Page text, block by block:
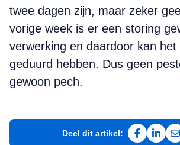
twee dagen zijn, maar zeker
vorige week is er een storing
verwerking en daardoor kan het
geduurd hebben. Dus geen
gewoon pech.
Deel dit artikel:
Deel op
Deel